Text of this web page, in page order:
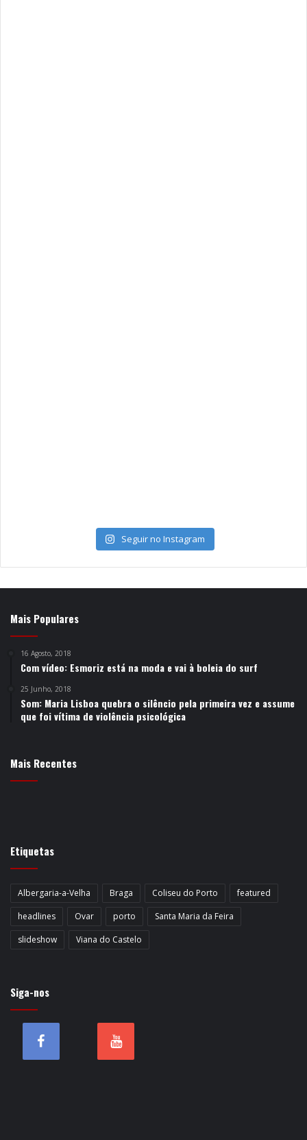
Seguir no Instagram
Mais Populares
16 Agosto, 2018
Com vídeo: Esmoriz está na moda e vai à boleia do surf
25 Junho, 2018
Som: Maria Lisboa quebra o silêncio pela primeira vez e assume
que foi vítima de violência psicológica
Mais Recentes
Etiquetas
Albergaria-a-Velha Braga Coliseu do Porto
featured
headlines
Ovar porto
Santa Maria da Feira
slideshow
Viana do Castelo
Siga-nos